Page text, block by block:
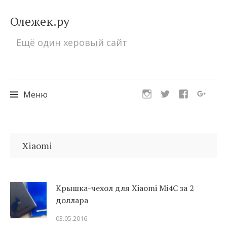
Олежек.ру
Ещё один херовый сайт
Меню
кXiaomi
Крышка-чехол для Xiaomi Mi4C за 2
доллара
03.05.2016